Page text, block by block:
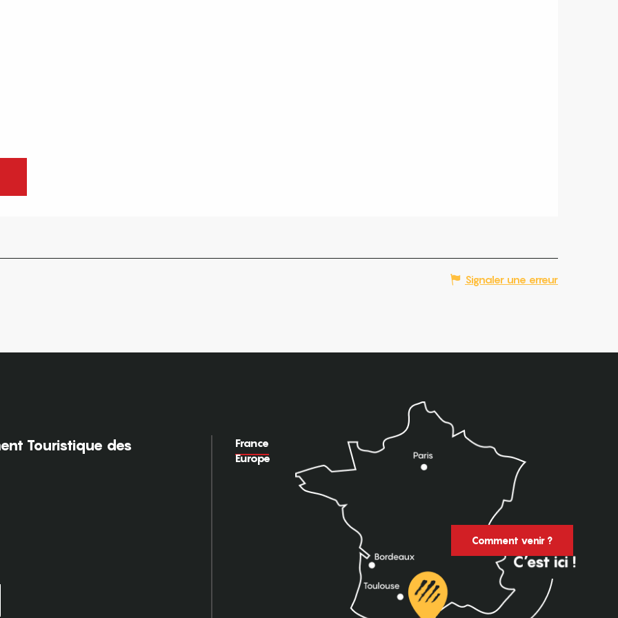
Signaler une erreur
Touristique des
France
Europe
Comment venir ?